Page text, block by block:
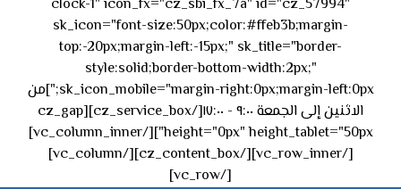
clock-1" icon_fx="cz_sbi_fx_7a" id="cz_57994"
sk_icon="font-size:50px;color:#ffeb3b;margin-
top:-20px;margin-left:-15px;" sk_title="border-
style:solid;border-bottom-width:2px;"
sk_icon_mobile="margin-right:0px;margin-left:0px;"]من
الاثنين إلى الجمعة ٩:٠٠ - ١٧:٠٠[/cz_service_box][cz_gap
height="0px" height_tablet="50px"][/vc_column_inner]
[/vc_row_inner][/cz_content_box][/vc_column]
[/vc_row]